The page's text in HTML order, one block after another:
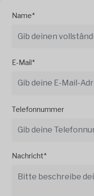
Name*
E-Mail*
Telefonnummer
Nachricht*